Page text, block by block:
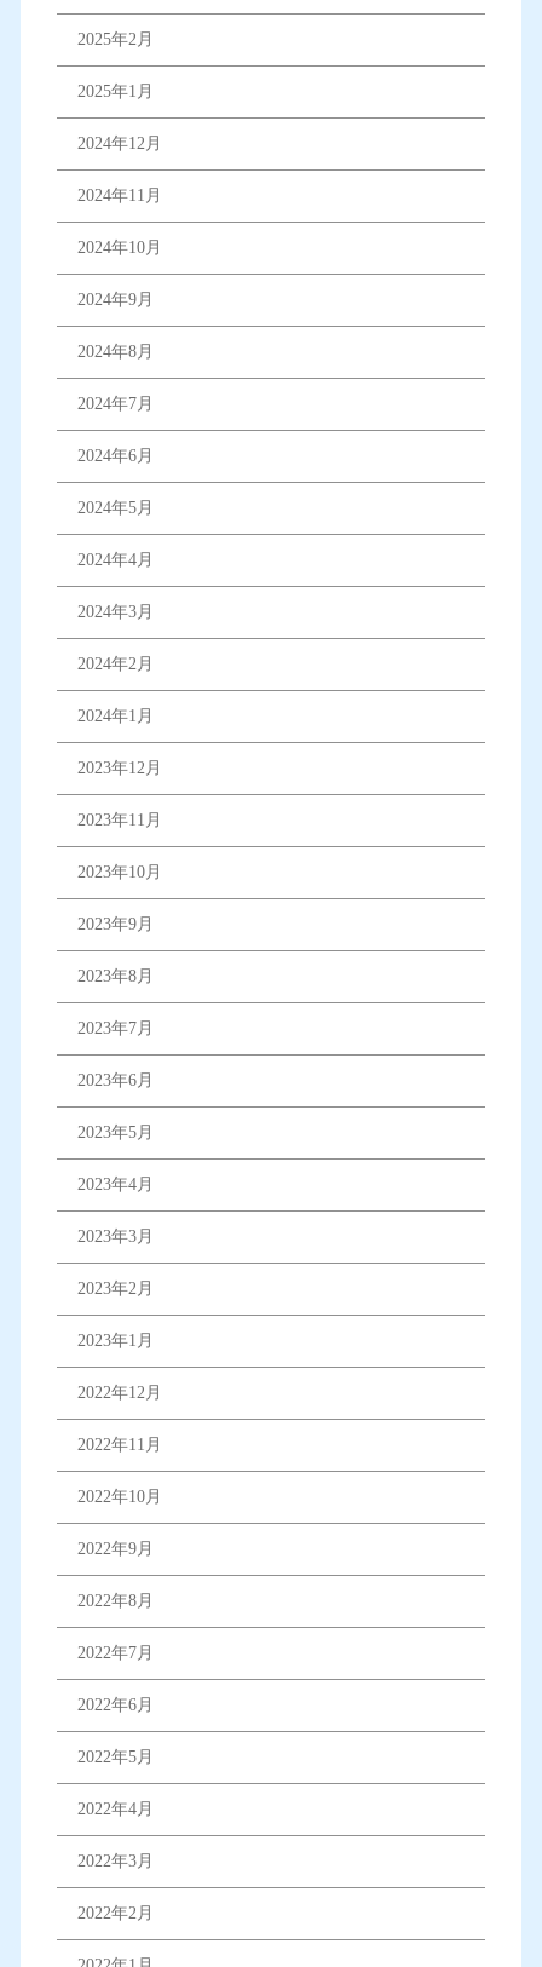
2025年2月
2025年1月
2024年12月
2024年11月
2024年10月
2024年9月
2024年8月
2024年7月
2024年6月
2024年5月
2024年4月
2024年3月
2024年2月
2024年1月
2023年12月
2023年11月
2023年10月
2023年9月
2023年8月
2023年7月
2023年6月
2023年5月
2023年4月
2023年3月
2023年2月
2023年1月
2022年12月
2022年11月
2022年10月
2022年9月
2022年8月
2022年7月
2022年6月
2022年5月
2022年4月
2022年3月
2022年2月